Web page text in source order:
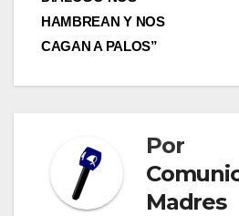
entradas
HAMBREAN Y NOS
CAGAN A PALOS”
Por
Madres